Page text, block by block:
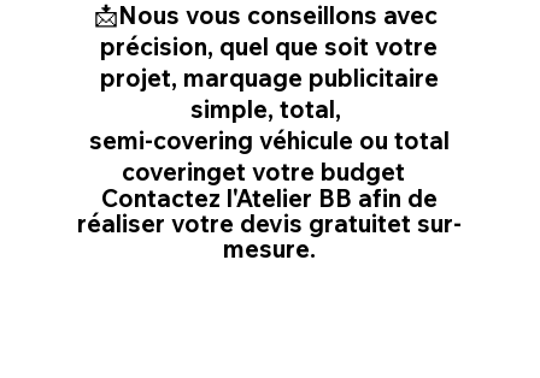
📩Nous vous conseillons avec
précision, quel que soit votre
projet, marquage publicitaire
simple, total,
semi-covering véhicule ou total
coveringet votre budget
Contactez l'Atelier BB afin de
réaliser votre devis gratuitet sur-
mesure.